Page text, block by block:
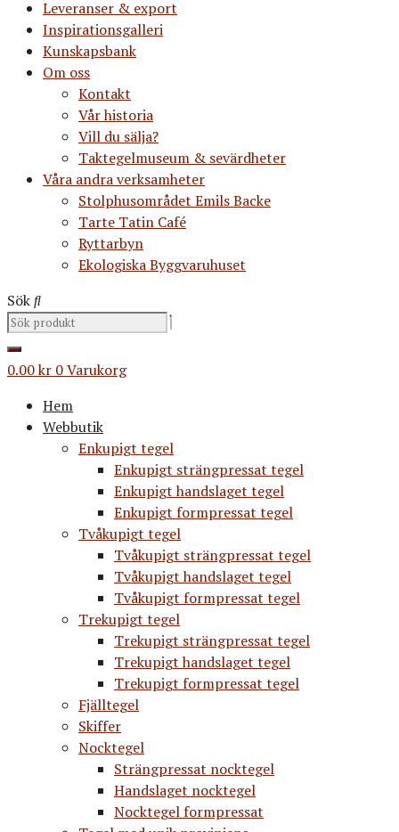
Leveranser & export
Inspirationsgalleri
Kunskapsbank
Om oss
Kontakt
Vår historia
Vill du sälja?
Taktegelmuseum & sevärdheter
Våra andra verksamheter
Stolphusområdet Emils Backe
Tarte Tatin Café
Ryttarbyn
Ekologiska Byggvaruhuset
Sök
0.00kr 0Varukorg
Hem
Webbutik
Enkupigt tegel
Enkupigt strängpressat tegel
Enkupigt handslaget tegel
Enkupigt formpressat tegel
Tvåkupigt tegel
Tvåkupigt strängpressat tegel
Tvåkupigt handslaget tegel
Tvåkupigt formpressat tegel
Trekupigt tegel
Trekupigt strängpressat tegel
Trekupigt handslaget tegel
Trekupigt formpressat tegel
Fjälltegel
Skiffer
Nocktegel
Strängpressat nocktegel
Handslaget nocktegel
Nocktegel formpressat